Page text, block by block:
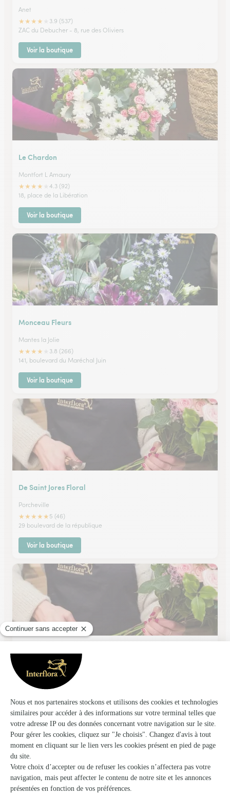
Anet
★★★★
3.9 (537)
ZAC du Debucher - 8, rue des Oliviers
Voir la boutique
Le Chardon
Montfort L Amaury
★★★★
4.3 (92)
18, place de la Libération
Voir la boutique
Monceau Fleurs
Mantes la Jolie
★★★★
3.8 (266)
141, boulevard du Maréchal Juin
Voir la boutique
De Saint Jores Floral
Porcheville
★★★★★ 5 (46)
29 boulevard de la république
Voir la boutique
Fleur en Scene
Maule .
★★
4.4 (58)
1, place du Général de Gaulle
Voir la boutique